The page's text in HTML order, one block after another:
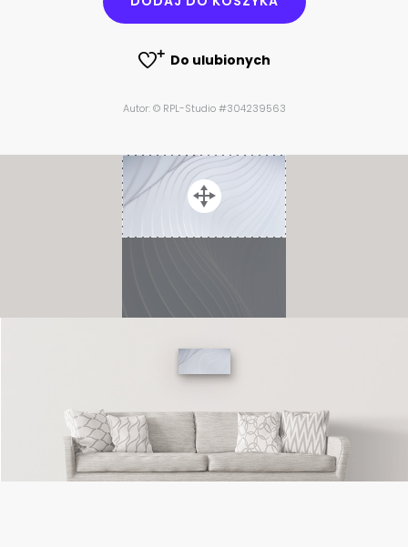
Do ulubionych
Autor: © RPL-Studio #304239563